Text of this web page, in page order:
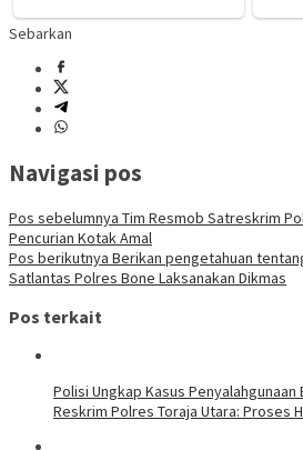
Sebarkan
Navigasi pos
Pos sebelumnya Tim Resmob Satreskrim
Pencurian Kotak Amal
Pos berikutnya Berikan pengetahuan
Satlantas Polres Bone Laksanakan Dikmas
Pos terkait
Polisi Ungkap Kasus
Reskrim Polres Toraja Utara: Proses